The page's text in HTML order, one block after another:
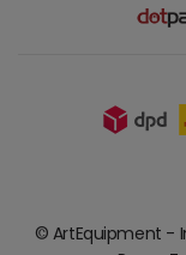
© ArtEquipment -